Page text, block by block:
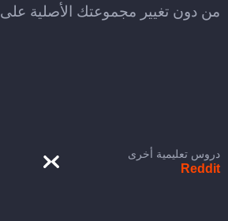
من دون تغيير مجموعتك الأصلية على Reddit.
دروس تعليمية أخرى
Reddit